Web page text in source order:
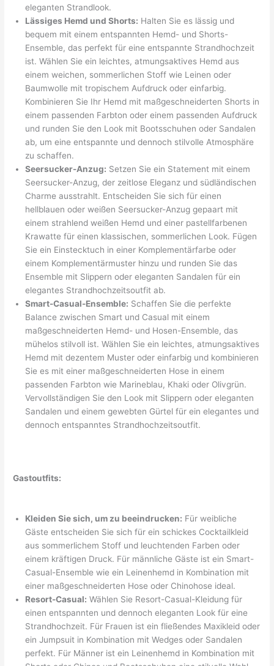
eleganten Strandlook.
Lässiges Hemd und Shorts: Halten Sie es lässig und
bequem mit einem entspannten Hemd- und Shorts-
Ensemble, das perfekt für eine entspannte Strandhochzeit
ist. Wählen Sie ein leichtes, atmungsaktives Hemd aus
einem weichen, sommerlichen Stoff wie Leinen oder
Baumwolle mit tropischem Aufdruck oder einfarbig.
Kombinieren Sie Ihr Hemd mit maßgeschneiderten Shorts in
einem passenden Farbton oder einem passenden Aufdruck
und runden Sie den Look mit Bootsschuhen oder Sandalen
ab, um eine entspannte und dennoch stilvolle Atmosphäre
zu schaffen.
Seersucker-Anzug: Setzen Sie ein Statement mit einem
Seersucker-Anzug, der zeitlose Eleganz und südländischen
Charme ausstrahlt. Entscheiden Sie sich für einen
hellblauen oder weißen Seersucker-Anzug gepaart mit
einem strahlend weißen Hemd und einer pastellfarbenen
Krawatte für einen klassischen, sommerlichen Look. Fügen
Sie ein Einstecktuch in einer Komplementärfarbe oder
einem Komplementärmuster hinzu und runden Sie das
Ensemble mit Slippern oder eleganten Sandalen für ein
elegantes Strandhochzeitsoutfit ab.
Smart-Casual-Ensemble: Schaffen Sie die perfekte
Balance zwischen Smart und Casual mit einem
maßgeschneiderten Hemd- und Hosen-Ensemble, das
mühelos stilvoll ist. Wählen Sie ein leichtes, atmungsaktives
Hemd mit dezentem Muster oder einfarbig und kombinieren
Sie es mit einer maßgeschneiderten Hose in einem
passenden Farbton wie Marineblau, Khaki oder Olivgrün.
Vervollständigen Sie den Look mit Slippern oder eleganten
Sandalen und einem gewebten Gürtel für ein elegantes und
dennoch entspanntes Strandhochzeitsoutfit.
Gastoutfits:
Kleiden Sie sich, um zu beeindrucken: Für weibliche
Gäste entscheiden Sie sich für ein schickes Cocktailkleid
aus sommerlichem Stoff und leuchtenden Farben oder
einem kräftigen Druck. Für männliche Gäste ist ein Smart-
Casual-Ensemble wie ein Leinenhemd in Kombination mit
einer maßgeschneiderten Hose oder Chinohose ideal.
Resort-Casual: Wählen Sie Resort-Casual-Kleidung für
einen entspannten und dennoch eleganten Look für eine
Strandhochzeit. Für Frauen ist ein fließendes Maxikleid oder
ein Jumpsuit in Kombination mit Wedges oder Sandalen
perfekt. Für Männer ist ein Leinenhemd in Kombination mit